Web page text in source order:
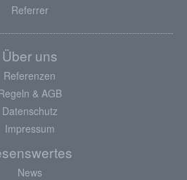
Referrer
Über uns
Referenzen
& AGB
Datenschutz
Impressum
News